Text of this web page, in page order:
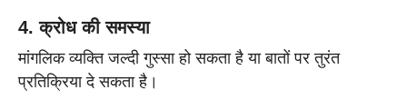
4. क्रोध की समस्या
मांगलिक व्यक्ति जल्दी गुस्सा हो सकता है या बातों पर तुरंत
प्रतिक्रिया दे सकता है।